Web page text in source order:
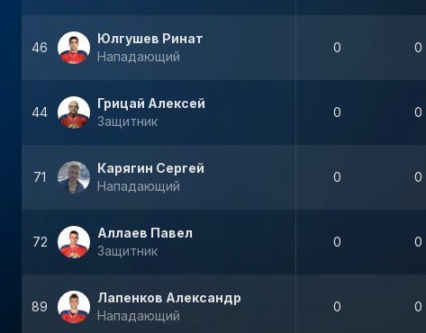
46
Юлгушев Ринат
Нападающий
0 0
44
Грицай Алексей
Защитник
0 0
71
Карягин Сергей
Нападающий
0 0
72
Аллаев Павел
Защитник
0 0
89
Лапенков Александр
Нападающий
0 0